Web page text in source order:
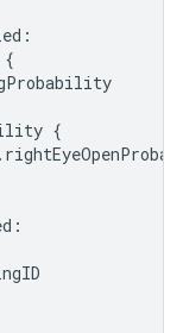
{